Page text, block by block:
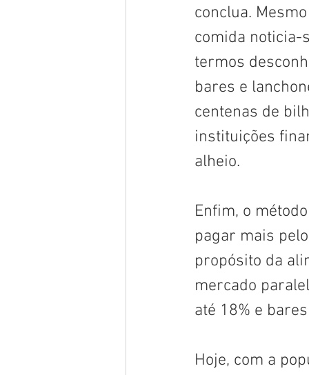
conclua.
comida noticia-
termos
bares e
centenas de
instituições
alheio.
Enfim, o
pagar mais
propósito da
mercado
até 18% e
Hoje, com a